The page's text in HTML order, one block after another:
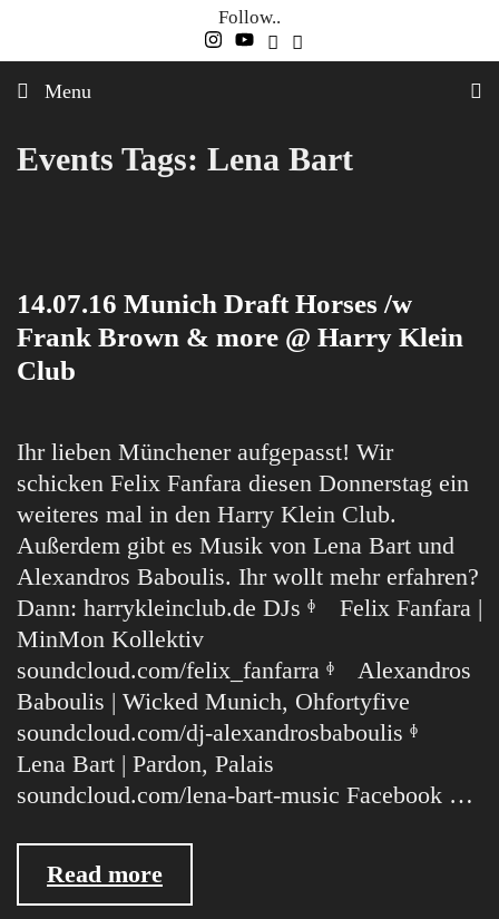
content
Follow..
Menu
Events Tags: Lena Bart
14.07.16 Munich Draft Horses /w
Frank Brown & more @ Harry Klein
Club
Ihr lieben Münchener aufgepasst! Wir
schicken Felix Fanfara diesen Donnerstag ein
weiteres mal in den Harry Klein Club.
Außerdem gibt es Musik von Lena Bart und
Alexandros Baboulis. Ihr wollt mehr erfahren?
Dann: harrykleinclub.de DJs ᶲ Felix Fanfara |
MinMon Kollektiv
soundcloud.com/felix_fanfarra ᶲ Alexandros
Baboulis | Wicked Munich, Ohfortyfive
soundcloud.com/dj-alexandrosbaboulis ᶲ
Lena Bart | Pardon, Palais
soundcloud.com/lena-bart-music Facebook …
Read more14.07.16
Munich